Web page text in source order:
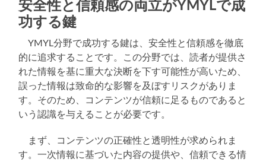
安全性と信頼感の両立がYMYLで成
功する鍵
YMYL分野で成功する鍵は、安全性と信頼感を徹底
的に追求することです。この分野では、読者が提供さ
れた情報を基に重大な決断を下す可能性が高いため、
誤った情報は致命的な影響を及ぼすリスクがありま
す。そのため、コンテンツが信頼に足るものであると
いう認識を与えることが必要です。
まず、コンテンツの正確性と透明性が求められま
す。一次情報に基づいた内容の提供や、信頼できる情